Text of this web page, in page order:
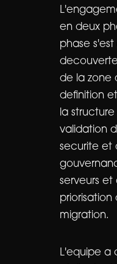
en deux
phase
de la zone
definition
la
validation
securite et
serveurs
migration.
L'equipe a